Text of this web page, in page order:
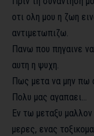
οτι ολη μου η ζωη
αντιμετωπιζω.
Πανω που πηγαινε
αυτη η ψυχη.
Πως μετα να μην πω
Πολυ μας αγαπαει…
Εν τω μεταξυ
μερες, ενας